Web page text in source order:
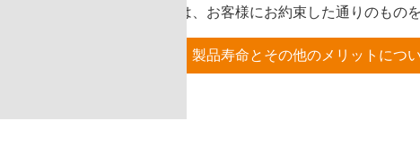
は、お客様にお約束した通りのもの
製品寿命とその他のメリットにつ